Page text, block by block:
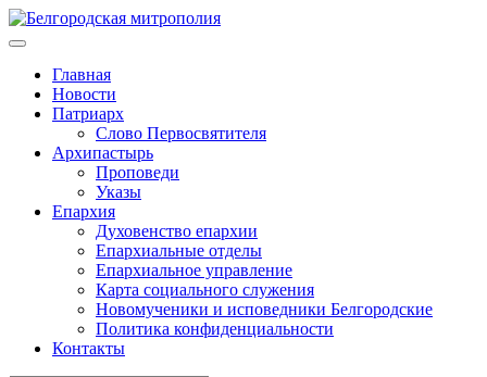
Главная
Новости
Патриарх
Слово Первосвятителя
Архипастырь
Проповеди
Указы
Епархия
Духовенство епархии
Епархиальные отделы
Епархиальное управление
Карта социального служения
Новомученики и исповедники Белгородские
Политика конфиденциальности
Контакты